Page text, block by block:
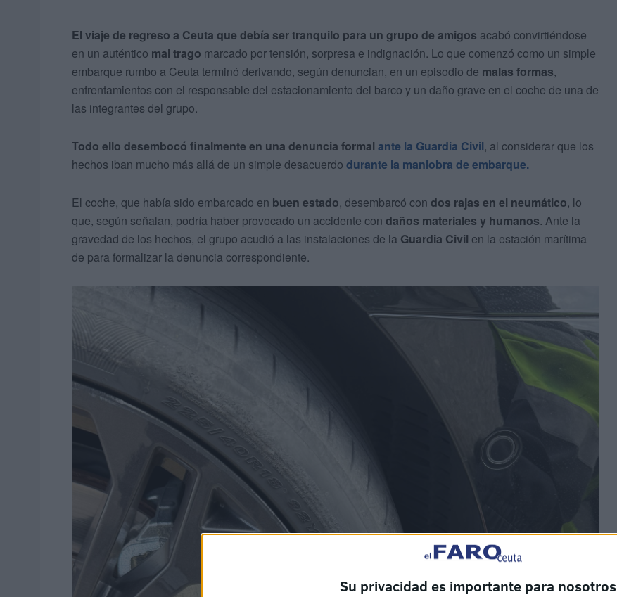
Su privacidad es importante para nosotros
El viaje de regreso a Ceuta que debía ser tranquilo para un grupo de amigos acabó convirtiéndose
en un auténtico mal trago marcado por tensión, sorpresa e indignación. Lo que comenzó como un simple
embarque rumbo a Ceuta terminó derivando, según denuncian, en un episodio de malas formas,
enfrentamientos con el responsable del estacionamiento del barco y un daño grave en el coche de una de
las integrantes del grupo.
Todo ello desembocó finalmente en una denuncia formal ante la Guardia Civil, al considerar que los
hechos iban mucho más allá de un simple desacuerdo durante la maniobra de embarque.
El coche, que había sido embarcado en buen estado, desembarcó con dos rajas en el neumático, lo
que, según señalan, podría haber provocado un accidente con daños materiales y humanos. Ante la
gravedad de los hechos, el grupo acudió a las instalaciones de la Guardia Civil en la estación marítima
de para formalizar la denuncia correspondiente.